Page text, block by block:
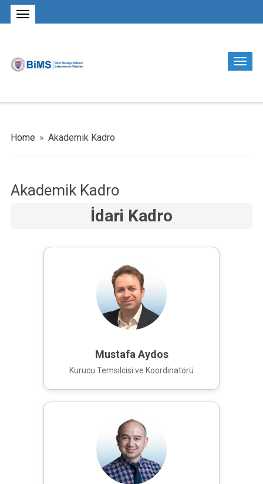
Home » Akademik Kadro
Akademik Kadro
İdari Kadro
Mustafa Aydos
Kurucu Temsilcisi ve Koordinatörü